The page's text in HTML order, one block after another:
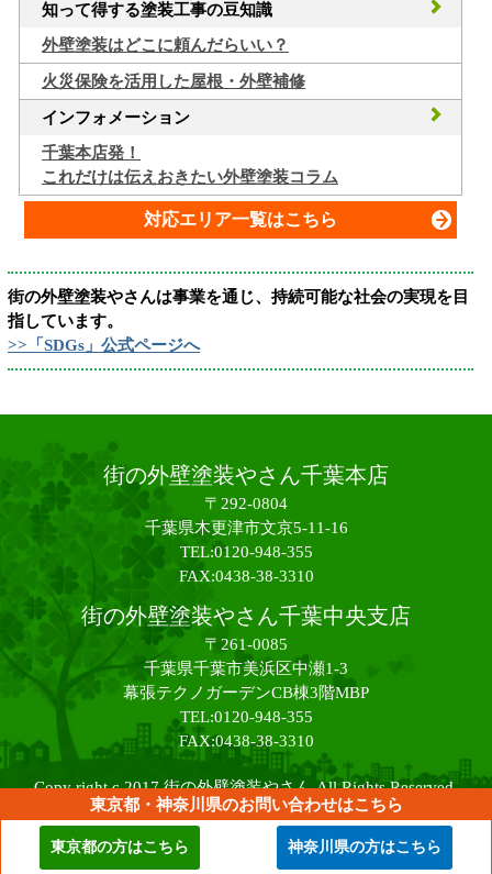
知って得する塗装工事の豆知識
外壁塗装はどこに頼んだらいい？
火災保険を活用した屋根・外壁補修
インフォメーション
千葉本店発！
これだけは伝えおきたい外壁塗装コラム
対応エリア一覧はこちら
街の外壁塗装やさんは事業を通じ、持続可能な社会の実現を目
指しています。
>>「SDGs」公式ページへ
東京都・神奈川県のお問い合わせはこちら
東京都の方はこちら 神奈川県の方はこちら
街の外壁塗装やさん千葉本店
〒292-0804
千葉県木更津市文京5-11-16
TEL:0120-948-355
FAX:0438-38-3310
街の外壁塗装やさん千葉中央支店
〒261-0085
千葉県千葉市美浜区中瀬1-3
幕張テクノガーデンCB棟3階MBP
TEL:0120-948-355
FAX:0438-38-3310
Copy right c 2017 街の外壁塗装やさん All Rights Reserved.